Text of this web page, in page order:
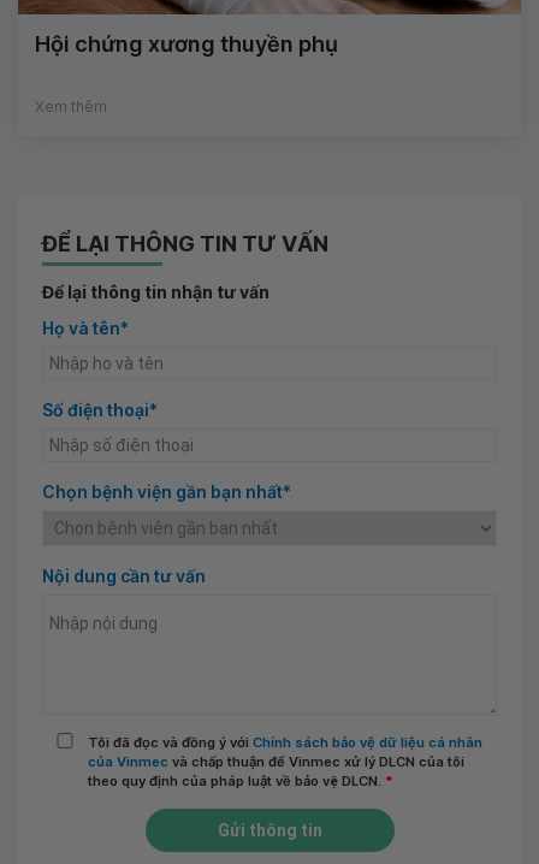
Hội chứng xương thuyền phụ
Xem thêm
ĐỂ LẠI THÔNG TIN TƯ VẤN
Để lại thông tin nhận tư vấn
Họ và tên*
Số điện thoại*
Chọn bệnh viện gần bạn nhất*
Nội dung cần tư vấn
Tôi đã đọc và đồng ý với Chính sách bảo vệ dữ liệu cá nhân
của Vinmec và chấp thuận để Vinmec xử lý DLCN của tôi
theo quy định của pháp luật về bảo vệ DLCN. *
Gửi thông tin